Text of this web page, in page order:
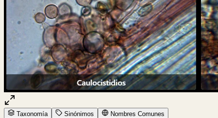
Taxonomía Sinónimos Nombres Comunes